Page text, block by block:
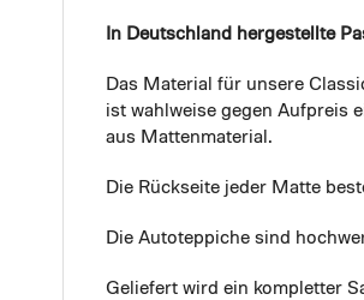
In Deutschland hergestellte
Das Material für unsere
ist wahlweise gegen Aufpreis
aus Mattenmaterial.
Die Rückseite jeder Matte
Die Autoteppiche sind
Geliefert wird ein kompletter